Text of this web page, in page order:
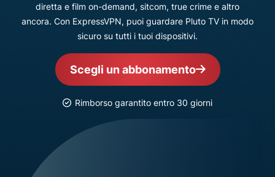
diretta e film on-demand, sitcom, true crime e altro
ancora. Con ExpressVPN, puoi guardare Pluto TV in modo
sicuro su tutti i tuoi dispositivi.
Scegli un abbonamento
Rimborso garantito entro 30 giorni